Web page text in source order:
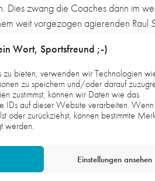
Wort, Sportsfreund ;-)
zu bieten, verwenden wir Technologien
zu speichern und/oder darauf
zustimmst, können wir Daten wie das
IDs auf dieser Website verarbeiten.
oder zurückziehst, können bestimmte
werden.
Einstellungen ansehen
zwang die Coaches dann im
weit vorgezogen agierenden Raul
Philipps resümierte später:
sich der Eppelheimer Dominic
mj
Beck, Braun (4), Zimprich (3),